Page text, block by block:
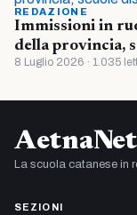
REDAZIONE
Immissioni in
della provincia,
8 Luglio 2026 · 1.035
La scuola catanese in
SEZIONI